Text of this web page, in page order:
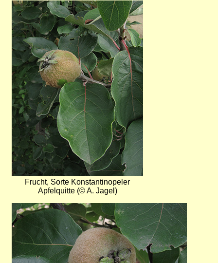
Bild
Frucht, Sorte Konstantinopeler
Apfelquitte (© A. Jagel)
Bild